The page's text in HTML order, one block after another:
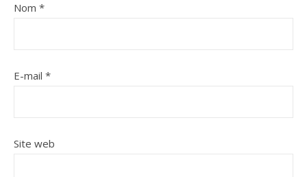
Nom *
E-mail *
Site web